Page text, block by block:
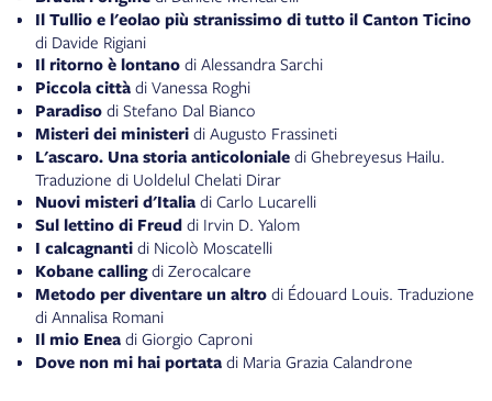
Il Tullio e l'eolao più stranissimo di tutto il Canton Ticino
di Davide Rigiani
Il ritorno è lontano di Alessandra Sarchi
Piccola città di Vanessa Roghi
Paradiso di Stefano Dal Bianco
Misteri dei ministeri di Augusto Frassineti
L'ascaro. Una storia anticoloniale di Ghebreyesus Hailu.
Traduzione di Uoldelul Chelati Dirar
Nuovi misteri d'Italia di Carlo Lucarelli
Sul lettino di Freud di Irvin D. Yalom
I calcagnanti di Nicolò Moscatelli
Kobane callingdi Zerocalcare
Metodo per diventare un altro di Édouard Louis. Traduzione
di Annalisa Romani
Il mio Enea di Giorgio Caproni
Dove non mi hai portata di Maria Grazia Calandrone